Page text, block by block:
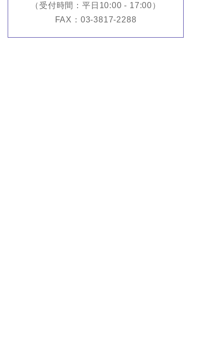
（受付時間：平日10:00 - 17:00）
FAX：03-3817-2288